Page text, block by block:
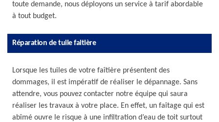
toute demande, nous déployons un service à tarif abordable
à tout budget.
Réparation de tuile faitière
Lorsque les tuiles de votre faîtière présentent des
dommages, il est impératif de réaliser le dépannage. Sans
attendre, vous pouvez contacter notre équipe qui saura
réaliser les travaux à votre place. En effet, un faîtage qui est
abîmé ouvre le risque à une infiltration d’eau de toit surtout